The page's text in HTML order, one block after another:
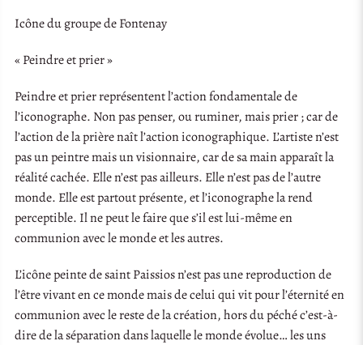
Icône du groupe de Fontenay
« Peindre et prier »
Peindre et prier représentent l’action fondamentale de
l’iconographe. Non pas penser, ou ruminer, mais prier ; car de
l’action de la prière naît l’action iconographique. L’artiste n’est
pas un peintre mais un visionnaire, car de sa main apparaît la
réalité cachée. Elle n’est pas ailleurs. Elle n’est pas de l’autre
monde. Elle est partout présente, et l’iconographe la rend
perceptible. Il ne peut le faire que s’il est lui-même en
communion avec le monde et les autres.
L’icône peinte de saint Paissios n’est pas une reproduction de
l’être vivant en ce monde mais de celui qui vit pour l’éternité en
communion avec le reste de la création, hors du péché c’est-à-
dire de la séparation dans laquelle le monde évolue… les uns